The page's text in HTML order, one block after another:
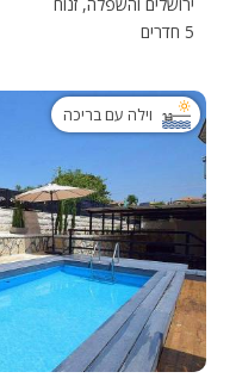
5 חדרים
וילה עם בריכה